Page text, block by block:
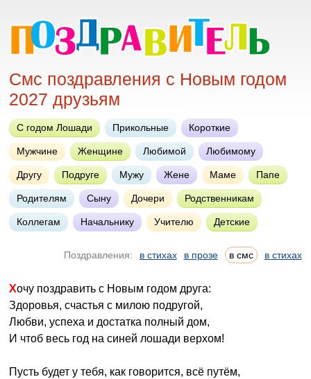
Смс поздравления с Новым годом
2027 друзьям
С годом Лошади Прикольные Короткие
Мужчине Женщине Любимой Любимому
Другу Подруге Мужу Жене Маме Папе
Родителям Сыну Дочери Родственникам
Коллегам Начальнику Учителю Детские
Поздравления: в стихах в прозе в смс в стихах
Хочу поздравить с Новым годом друга:
Здоровья, счастья с милою подругой,
Любви, успеха и достатка полный дом,
И чтоб весь год на синей лошади верхом!
Пусть будет у тебя, как говорится, всё путём,